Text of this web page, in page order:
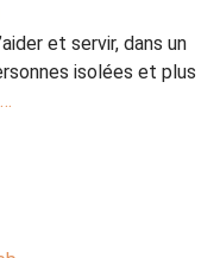
et servir, dans un
isolées et plus